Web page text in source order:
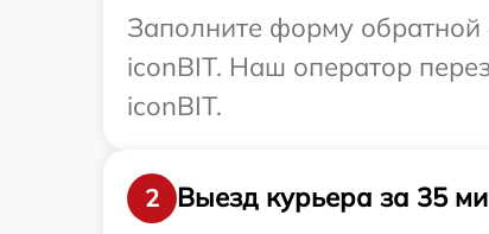
Заполните форму обратной
iconBIT. Наш оператор
iconBIT.
2
Выезд курьера за 35